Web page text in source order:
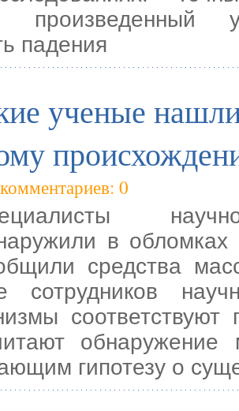
произведенный
падения
ученые
0
научно-
в
средства
сотрудников
обнаружение
гипотезу о